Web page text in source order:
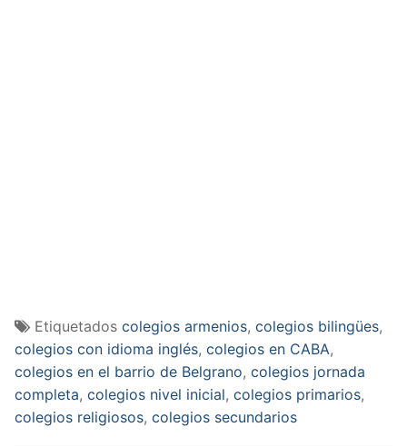
Etiquetados colegios armenios, colegios bilingües,
colegios con idioma inglés, colegios en CABA,
colegios en el barrio de Belgrano, colegios jornada
completa, colegios nivel inicial, colegios primarios,
colegios religiosos, colegios secundarios